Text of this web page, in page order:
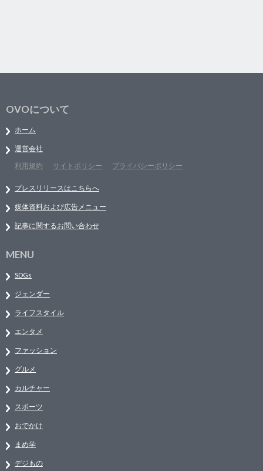
OVOについて
ホーム
運営会社
利用規約
サイトポリシー プライバシーポリシー
プレスリリースはこちらへ
媒体資料および広告メニュー
記事に関するお問い合わせ
MENU
SDGs
ジェンダー
ライフスタイル
エンタメ
ファッション
グルメ
カルチャー
スポーツ
おでかけ
まめ学
デジもの